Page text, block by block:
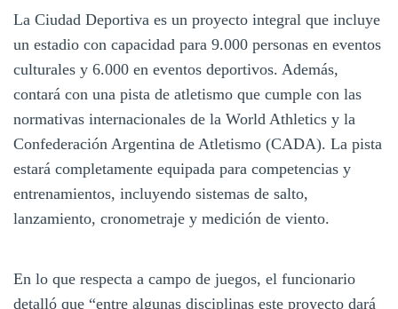
La Ciudad Deportiva es un proyecto integral que incluye
un estadio con capacidad para 9.000 personas en eventos
culturales y 6.000 en eventos deportivos. Además,
contará con una pista de atletismo que cumple con las
normativas internacionales de la World Athletics y la
Confederación Argentina de Atletismo (CADA). La pista
estará completamente equipada para competencias y
entrenamientos, incluyendo sistemas de salto,
lanzamiento, cronometraje y medición de viento.
En lo que respecta a campo de juegos, el funcionario
detalló que “entre algunas disciplinas este proyecto dará